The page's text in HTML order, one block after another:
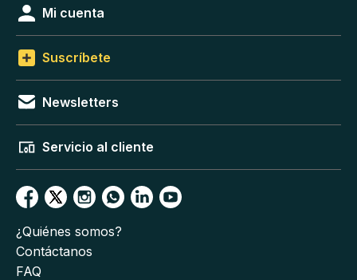
Mi cuenta
Suscríbete
Newsletters
Servicio al cliente
¿Quiénes somos?
Contáctanos
FAQ